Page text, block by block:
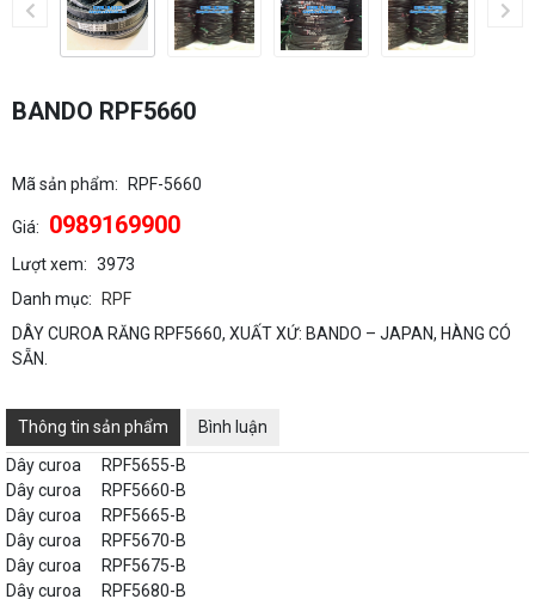
BANDO RPF5660
Mã sản phẩm: RPF-5660
Giá: 0989169900
Lượt xem: 3973
Danh mục:
RPF
DÂY CUROA RĂNG RPF5660, XUẤT XỨ: BANDO – JAPAN, HÀNG CÓ
SẴN.
Thông tin sản phẩm
Bình luận
Dây curoa
RPF5655-B
Dây curoa
RPF5660-B
Dây curoa
RPF5665-B
Dây curoa
RPF5670-B
Dây curoa
RPF5675-B
Dây curoa
RPF5680-B